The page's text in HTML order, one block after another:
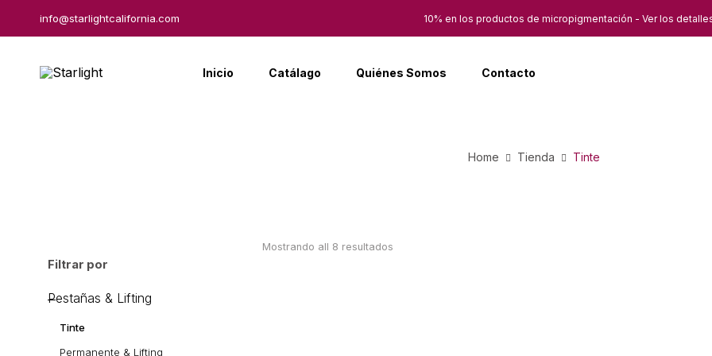
info@starlightcalifornia.com 10% en los productos de micropigmentación - Ver los
Inicio Catálago Quiénes Somos Contacto
Home Tienda Tinte
Filtrar por
Pestañas & Lifting
Tinte
Permanente & Lifting
Mostrando all 8 resultados